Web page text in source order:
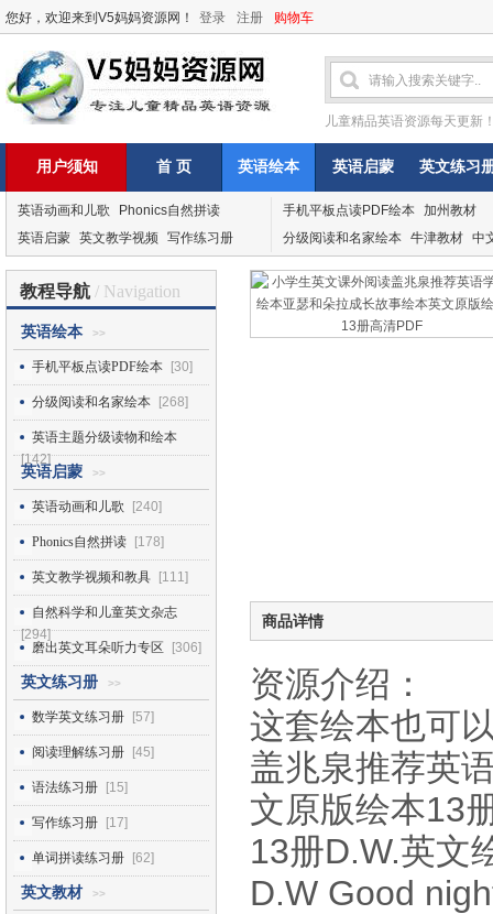
您好，欢迎来到V5妈妈资源网！ 登录 注册 购物车
儿童精品英语资源每天更新
用户须知 首 页 英语绘本 英语启蒙 英文练习
英语动画和儿歌
Phonics自然拼读
英语启蒙 英文教学视频 写作练习册
手机平板点读PDF绘本 加州教材
分级阅读和名家绘本 牛津教材 中
教程导航 / Navigation
英语绘本 >>
手机平板点读PDF绘本 [30]
分级阅读和名家绘本 [268]
英语主题分级读物和绘本
[142]
英语启蒙 >>
英语动画和儿歌 [240]
Phonics自然拼读 [178]
英文教学视频和教具 [111]
自然科学和儿童英文杂志
[294]
磨出英文耳朵听力专区
[306]
英文练习册 >>
数学英文练习册 [57]
阅读理解练习册 [45]
语法练习册 [15]
写作练习册 [17]
单词拼读练习册 [62]
英文教材 >>
商品详情
资源介绍：
这套绘本也可
盖兆泉推荐英
文原版绘本13
13册D.W.英文
D.W Good